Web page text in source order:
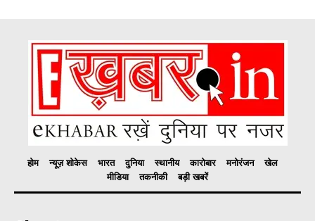
होम न्यूज़ शोकेस भारत दुनिया स्थानीय कारोबार मनोरंजन
खेल
मीडिया
तकनीकी बड़ी खबरें